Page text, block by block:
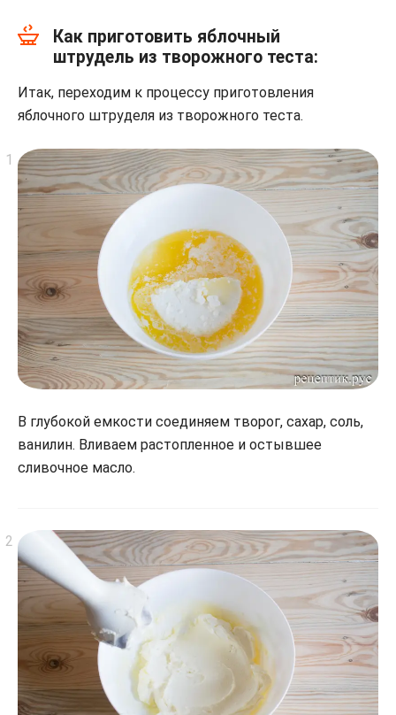
Как приготовить яблочный
штрудель из творожного теста:
Итак, переходим к процессу приготовления
яблочного штруделя из творожного теста.
В глубокой емкости соединяем творог, сахар, соль,
ванилин. Вливаем растопленное и остывшее
сливочное масло.